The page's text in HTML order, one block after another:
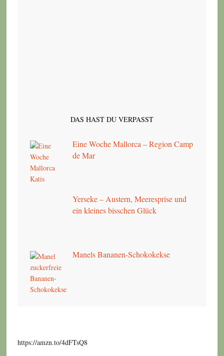
DAS HAST DU VERPASST
Eine Woche Mallorca – Region Camp
de Mar
Yerseke – Austern, Meeresprise und
ein kleines bisschen Glück
Manels Bananen-Schokokekse
https://amzn.to/4dFTsQ8